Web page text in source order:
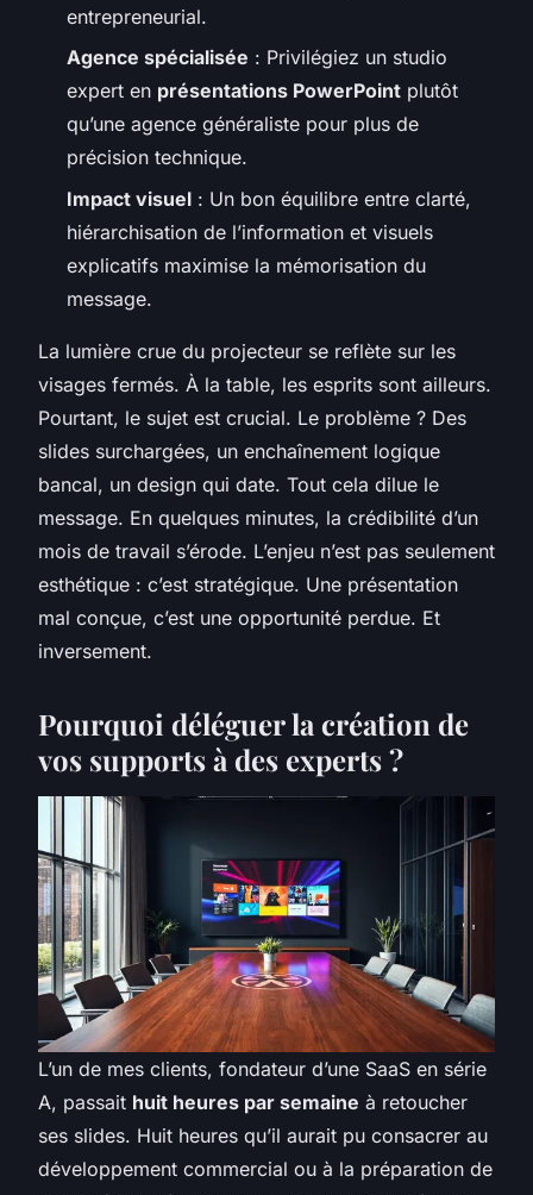
entrepreneurial.
Agence spécialisée : Privilégiez un studio
expert en présentations PowerPoint plutôt
qu’une agence généraliste pour plus de
précision technique.
Impact visuel : Un bon équilibre entre clarté,
hiérarchisation de l’information et visuels
explicatifs maximise la mémorisation du
message.
La lumière crue du projecteur se reflète sur les
visages fermés. À la table, les esprits sont ailleurs.
Pourtant, le sujet est crucial. Le problème ? Des
slides surchargées, un enchaînement logique
bancal, un design qui date. Tout cela dilue le
message. En quelques minutes, la crédibilité d’un
mois de travail s’érode. L’enjeu n’est pas seulement
esthétique : c’est stratégique. Une présentation
mal conçue, c’est une opportunité perdue. Et
inversement.
Pourquoi déléguer la création de
vos supports à des experts ?
L’un de mes clients, fondateur d’une SaaS en série
A, passait huit heures par semaine à retoucher
ses slides. Huit heures qu’il aurait pu consacrer au
développement commercial ou à la préparation de